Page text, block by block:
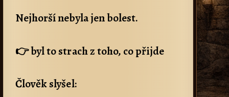
Nejhorší nebyla jen bolest.
👉 byl to strach z toho, co přijde
Člověk slyšel: